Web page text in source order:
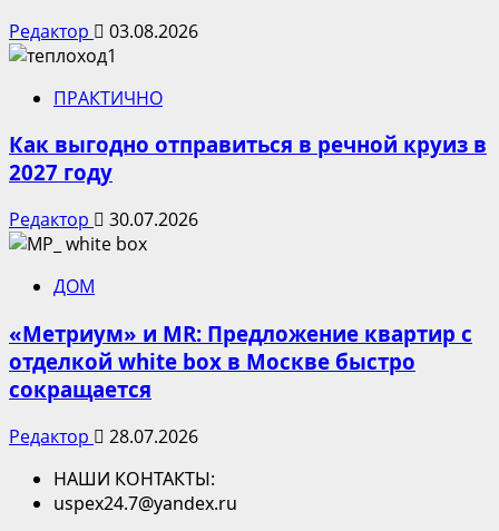
Редактор 03.08.2026
ПРАКТИЧНО
Как выгодно отправиться в речной круиз в
2027 году
Редактор 30.07.2026
ДОМ
«Метриум» и MR: Предложение квартир с
отделкой white box в Москве быстро
сокращается
Редактор
28.07.2026
НАШИ КОНТАКТЫ:
uspex24.7@yandex.ru